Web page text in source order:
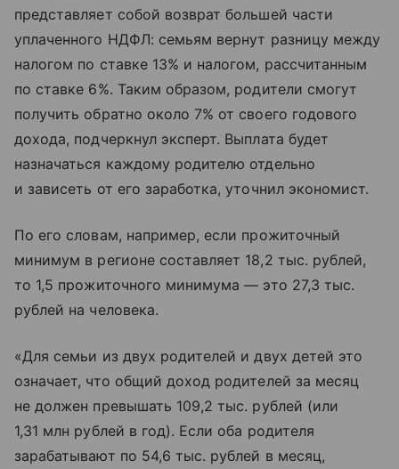
представляет собой возврат большей части
уплаченного НДФЛ: семьям вернут разницу между
налогом по ставке 13% и налогом, рассчитанным
по ставке 6%. Таким образом, родители смогут
получить обратно около 7% от своего годового
дохода, подчеркнул эксперт. Выплата будет
назначаться каждому родителю отдельно
и зависеть от его заработка, уточнил экономист.
По его словам, например, если прожиточный
минимум в регионе составляет 18,2 тыс. рублей,
то 1,5 прожиточного минимума — это 27,3 тыс.
рублей на человека.
«Для семьи из двух родителей и двух детей это
означает, что общий доход родителей за месяц
не должен превышать 109,2 тыс. рублей (или
1,31 млн рублей в год). Если оба родителя
зарабатывают по 54,6 тыс. рублей в месяц,